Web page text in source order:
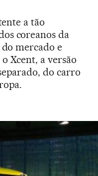
a tão
coreanos da
mercado e
Xcent, a versão
do carro